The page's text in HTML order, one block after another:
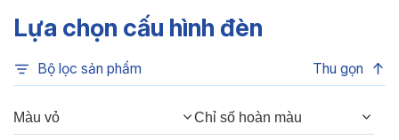
Góc chiếu: 40°
Thông số Điện & Lắp đặt
Lựa chọn cấu hình đèn
Bộ lọc sản phẩm Thu gọn
Màu vỏ Chỉ số hoàn màu